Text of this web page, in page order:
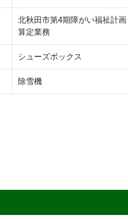
北秋田市第4期障がい福祉計画
算定業務
シューズボックス
除雪機